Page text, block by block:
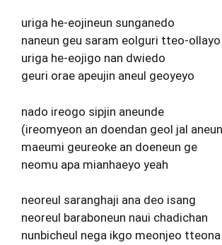
uriga he-eojineun sunganedo
naneun geu saram eolguri tteo-ollayo
uriga he-eojigo nan dwiedo
geuri orae apeujin aneul geoyeyo
nado ireogo sipjin aneunde
(ireomyeon an doendan geol jal
maeumi geureoke an doeneun ge
neomu apa mianhaeyo yeah
neoreul saranghaji ana deo isang
neoreul baraboneun naui chadichan
nunbicheul nega ikgo meonjeo